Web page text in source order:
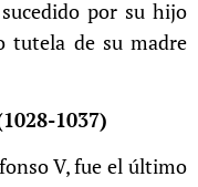
por su hijo
tutela de su madre
1037)
V, fue el último